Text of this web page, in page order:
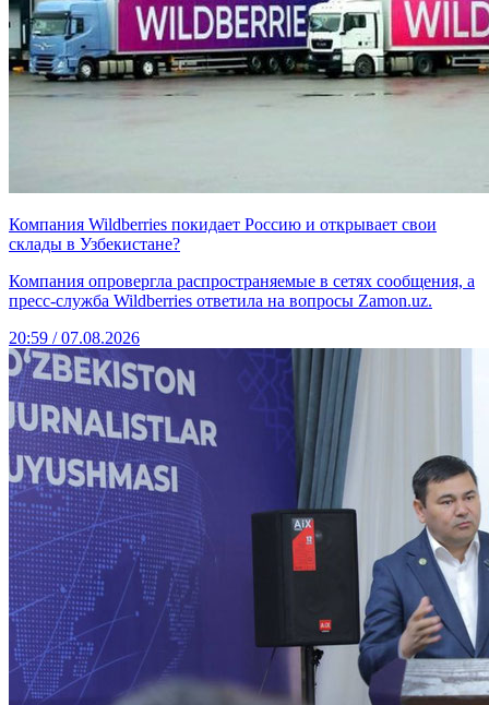
Компания Wildberries покидает Россию и открывает свои
склады в Узбекистане?
Компания опровергла распространяемые в сетях сообщения, а
пресс-служба Wildberries ответила на вопросы Zamon.uz.
20:59 / 07.08.2026